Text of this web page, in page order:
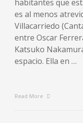
habitantes que
es al menos
Villacarriedo
entre Oscar
Katsuko
espacio. Ella en …
Read More